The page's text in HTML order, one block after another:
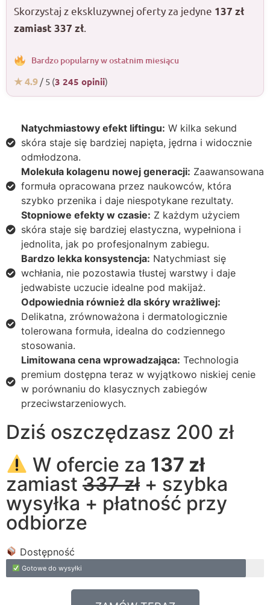
Skorzystaj z ekskluzywnej oferty za jedyne 137 zł
zamiast 337 zł
Bardzo popularny w ostatnim miesiącu
★ 4.9 / 5 (3 245 opinii)
Natychmiastowy efekt liftingu: W kilka sekund
skóra staje się bardziej napięta, jędrna i widocznie
odmłodzona.
Molekuła kolagenu nowej generacji: Zaawansowana
formuła opracowana przez naukowców, która
szybko przenika i daje niespotykane rezultaty.
Stopniowe efekty w czasie: Z każdym użyciem
skóra staje się bardziej elastyczna, wypełniona i
jednolita, jak po profesjonalnym zabiegu.
Bardzo lekka konsystencja: Natychmiast się
wchłania, nie pozostawia tłustej warstwy i daje
jedwabiste uczucie idealne pod makijaż.
Odpowiednia również dla skóry wrażliwej:
Delikatna, zrównoważona i dermatologicznie
tolerowana formuła, idealna do codziennego
stosowania.
Limitowana cena wprowadzająca: Technologia
premium dostępna teraz w wyjątkowo niskiej cenie
w porównaniu do klasycznych zabiegów
przeciwstarzeniowych.
Dziś oszczędzasz 200 zł
W ofercie za 137 zł
zamiast 337 zł + szybka
wysyłka + płatność przy
odbiorze
Dostępność
Gotowe do wysyłki